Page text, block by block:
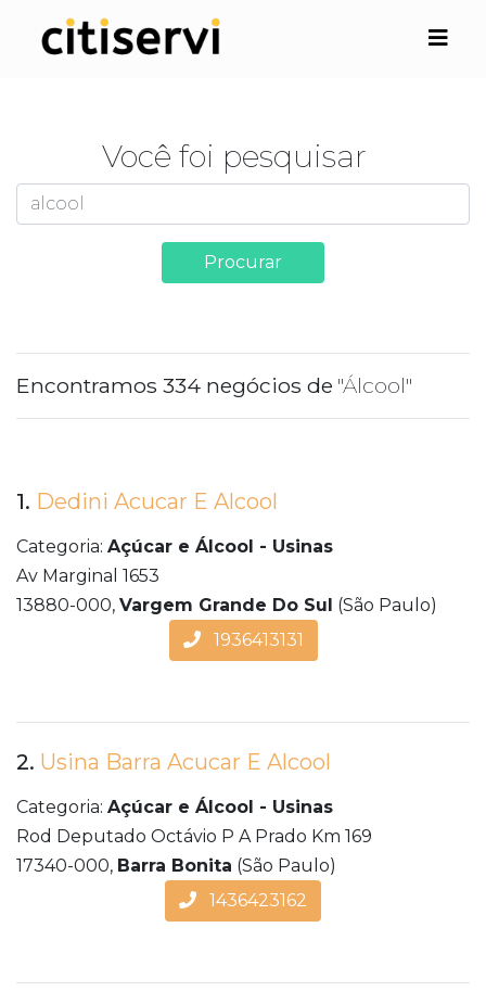
Você foi pesquisar
Procurar
Encontramos 334 negócios de "Álcool"
1. Dedini Acucar E Alcool
Categoria: Açúcar e Álcool - Usinas
Av Marginal 1653
13880-000, Vargem Grande Do Sul (São Paulo)
1936413131
2. Usina Barra Acucar E Alcool
Categoria: Açúcar e Álcool - Usinas
Rod Deputado Octávio P A Prado Km 169
17340-000, Barra Bonita (São Paulo)
1436423162